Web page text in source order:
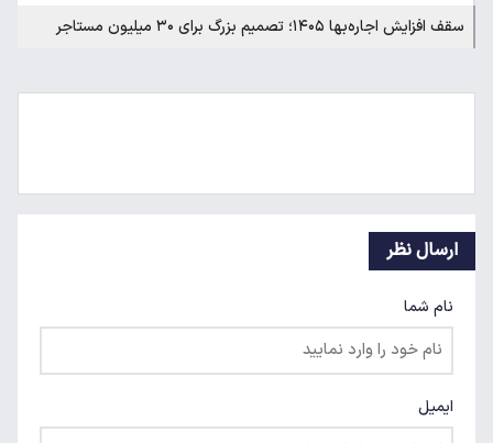
سقف افزایش اجاره‌بها ۱۴۰۵؛ تصمیم بزرگ برای ۳۰ میلیون مستاجر
ارسال نظر
نام شما
ایمیل